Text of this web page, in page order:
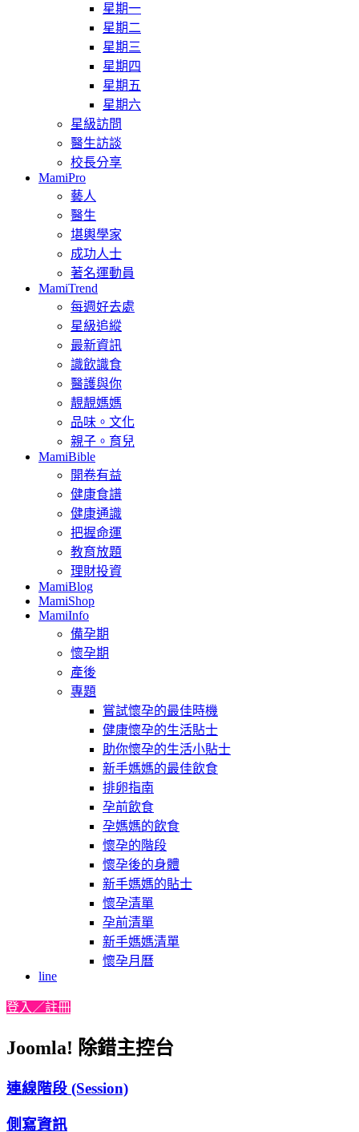
星期一
星期二
星期三
星期四
星期五
星期六
星級訪問
醫生訪談
校長分享
MamiPro
藝人
醫生
堪輿學家
成功人士
著名運動員
MamiTrend
每週好去處
星級追縱
最新資訊
識飲識食
醫護與你
靚靚媽媽
品味。文化
親子。育兒
MamiBible
開卷有益
健康食譜
健康通識
把握命運
教育放題
理財投資
MamiBlog
MamiShop
MamiInfo
備孕期
懷孕期
產後
專題
嘗試懷孕的最佳時機
健康懷孕的生活貼士
助你懷孕的生活小貼士
新手媽媽的最佳飲食
排卵指南
孕前飲食
孕媽媽的飲食
懷孕的階段
懷孕後的身體
新手媽媽的貼士
懷孕清單
孕前清單
新手媽媽清單
懷孕月曆
line
登入／註冊
Joomla! 除錯主控台
連線階段 (Session)
側寫資訊